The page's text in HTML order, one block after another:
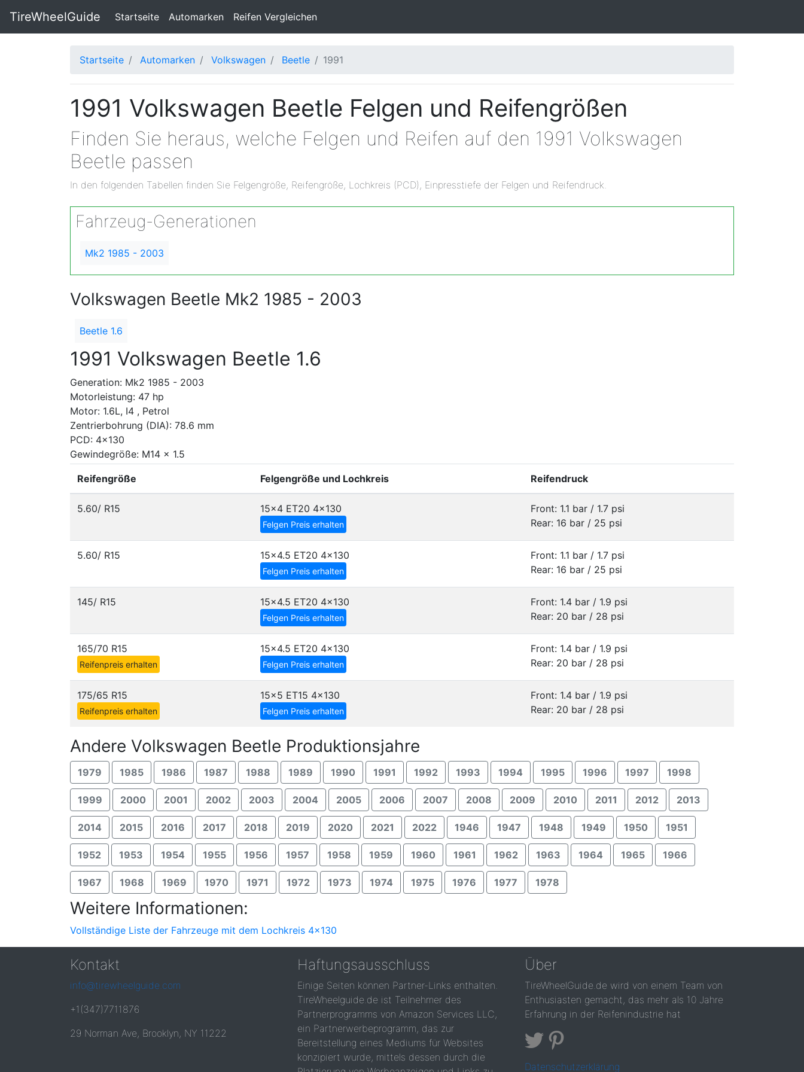
TireWheelGuide Startseite(current)
Automarken Reifen Vergleichen
Startseite Automarken Volkswagen Beetle 1991
1991 Volkswagen Beetle Felgen und Reifengrößen
Finden Sie heraus, welche Felgen und Reifen auf den 1991 Volkswagen
Beetle passen
In den folgenden Tabellen finden Sie Felgengröße, Reifengröße, Lochkreis (PCD), Einpresstiefe der Felgen und Reifendruck.
Fahrzeug-Generationen
Mk2 1985 - 2003
Volkswagen Beetle Mk2 1985 - 2003
Beetle 1.6
1991 Volkswagen Beetle 1.6
Generation: Mk2 1985 - 2003
Motorleistung: 47 hp
Motor: 1.6L, I4 , Petrol
Zentrierbohrung (DIA): 78.6 mm
PCD: 4x130
Gewindegröße: M14 x 1.5
Reifengröße Felgengröße und Lochkreis Reifendruck
5.60/ R15 15x4 ET20 4x130
Felgen Preis erhalten
Front: 1.1 bar / 1.7 psi
Rear: 16 bar / 25 psi
5.60/ R15 15x4.5 ET20 4x130
Felgen Preis erhalten
Front: 1.1 bar / 1.7 psi
Rear: 16 bar / 25 psi
145/ R15 15x4.5 ET20 4x130
Felgen Preis erhalten
Front: 1.4 bar / 1.9 psi
Rear: 20 bar / 28 psi
165/70 R15
Reifenpreis erhalten
15x4.5 ET20 4x130
Felgen Preis erhalten
Front: 1.4 bar / 1.9 psi
Rear: 20 bar / 28 psi
175/65 R15
Reifenpreis erhalten
15x5 ET15 4x130
Felgen Preis erhalten
Front: 1.4 bar / 1.9 psi
Rear: 20 bar / 28 psi
Andere Volkswagen Beetle Produktionsjahre
1979 1985 1986 1987 1988 1989 1990 1991 1992 1993 1994 1995 1996 1997 1998
1999 2000 2001 2002 2003 2004 2005 2006 2007 2008 2009 2010 2011 2012 2013
2014 2015 2016 2017 2018 2019 2020 2021 2022 1946 1947 1948 1949 1950 1951
1952 1953 1954 1955 1956 1957 1958 1959 1960 1961 1962 1963 1964 1965 1966
1967 1968 1969 1970 1971 1972 1973 1974 1975 1976 1977 1978
Weitere Informationen:
Vollständige Liste der Fahrzeuge mit dem Lochkreis 4x130
Kontakt
info@tirewheelguide.com
+1(347)7711876
29 Norman Ave, Brooklyn, NY 11222
Haftungsausschluss
Einige Seiten können Partner-Links enthalten.
TireWheelguide.de ist Teilnehmer des
Partnerprogramms von Amazon Services LLC,
ein Partnerwerbeprogramm, das zur
Bereitstellung eines Mediums für Websites
konzipiert wurde, mittels dessen durch die
Über
TireWheelGuide.de wird von einem Team von
Enthusiasten gemacht, das mehr als 10 Jahre
Erfahrung in der Reifenindustrie hat
Datenschutzerklärung